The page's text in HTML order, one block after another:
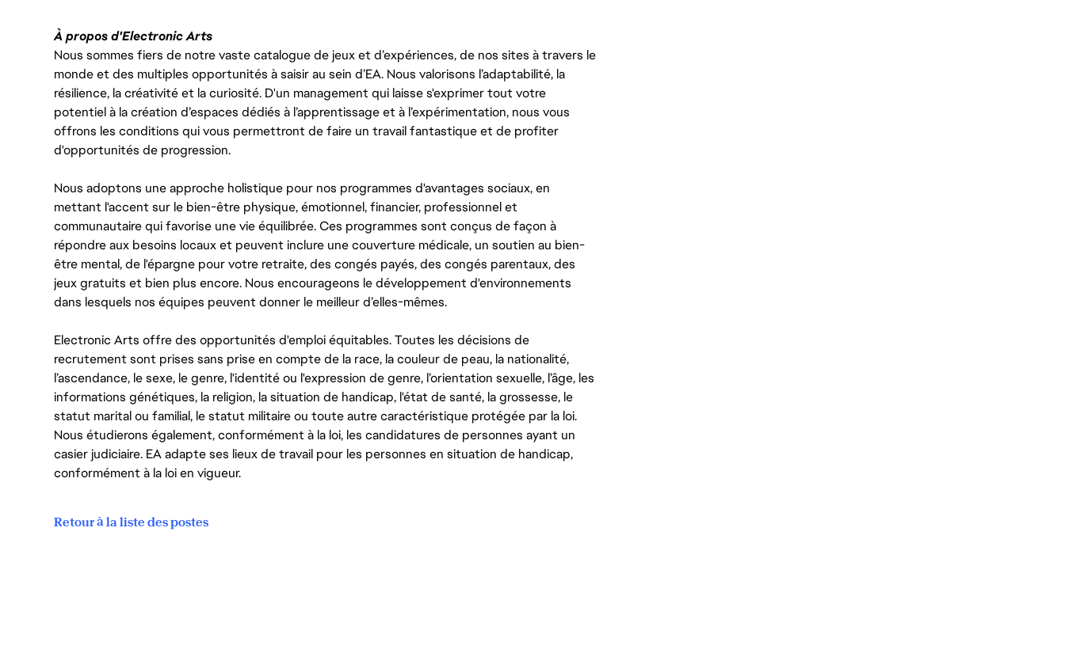
À propos d'Electronic Arts
Nous sommes fiers de notre vaste catalogue de jeux et d’expériences, de nos sites à travers le
monde et des multiples opportunités à saisir au sein d’EA. Nous valorisons l’adaptabilité, la
résilience, la créativité et la curiosité. D'un management qui laisse s'exprimer tout votre
potentiel à la création d’espaces dédiés à l’apprentissage et à l’expérimentation, nous vous
offrons les conditions qui vous permettront de faire un travail fantastique et de profiter
d'opportunités de progression.
Nous adoptons une approche holistique pour nos programmes d'avantages sociaux, en
mettant l'accent sur le bien-être physique, émotionnel, financier, professionnel et
communautaire qui favorise une vie équilibrée. Ces programmes sont conçus de façon à
répondre aux besoins locaux et peuvent inclure une couverture médicale, un soutien au bien-
être mental, de l'épargne pour votre retraite, des congés payés, des congés parentaux, des
jeux gratuits et bien plus encore. Nous encourageons le développement d'environnements
dans lesquels nos équipes peuvent donner le meilleur d’elles-mêmes.
Electronic Arts offre des opportunités d'emploi équitables. Toutes les décisions de
recrutement sont prises sans prise en compte de la race, la couleur de peau, la nationalité,
l’ascendance, le sexe, le genre, l'identité ou l'expression de genre, l’orientation sexuelle, l’âge, les
informations génétiques, la religion, la situation de handicap, l'état de santé, la grossesse, le
statut marital ou familial, le statut militaire ou toute autre caractéristique protégée par la loi.
Nous étudierons également, conformément à la loi, les candidatures de personnes ayant un
casier judiciaire. EA adapte ses lieux de travail pour les personnes en situation de handicap,
conformément à la loi en vigueur.
Retour à la liste des postes